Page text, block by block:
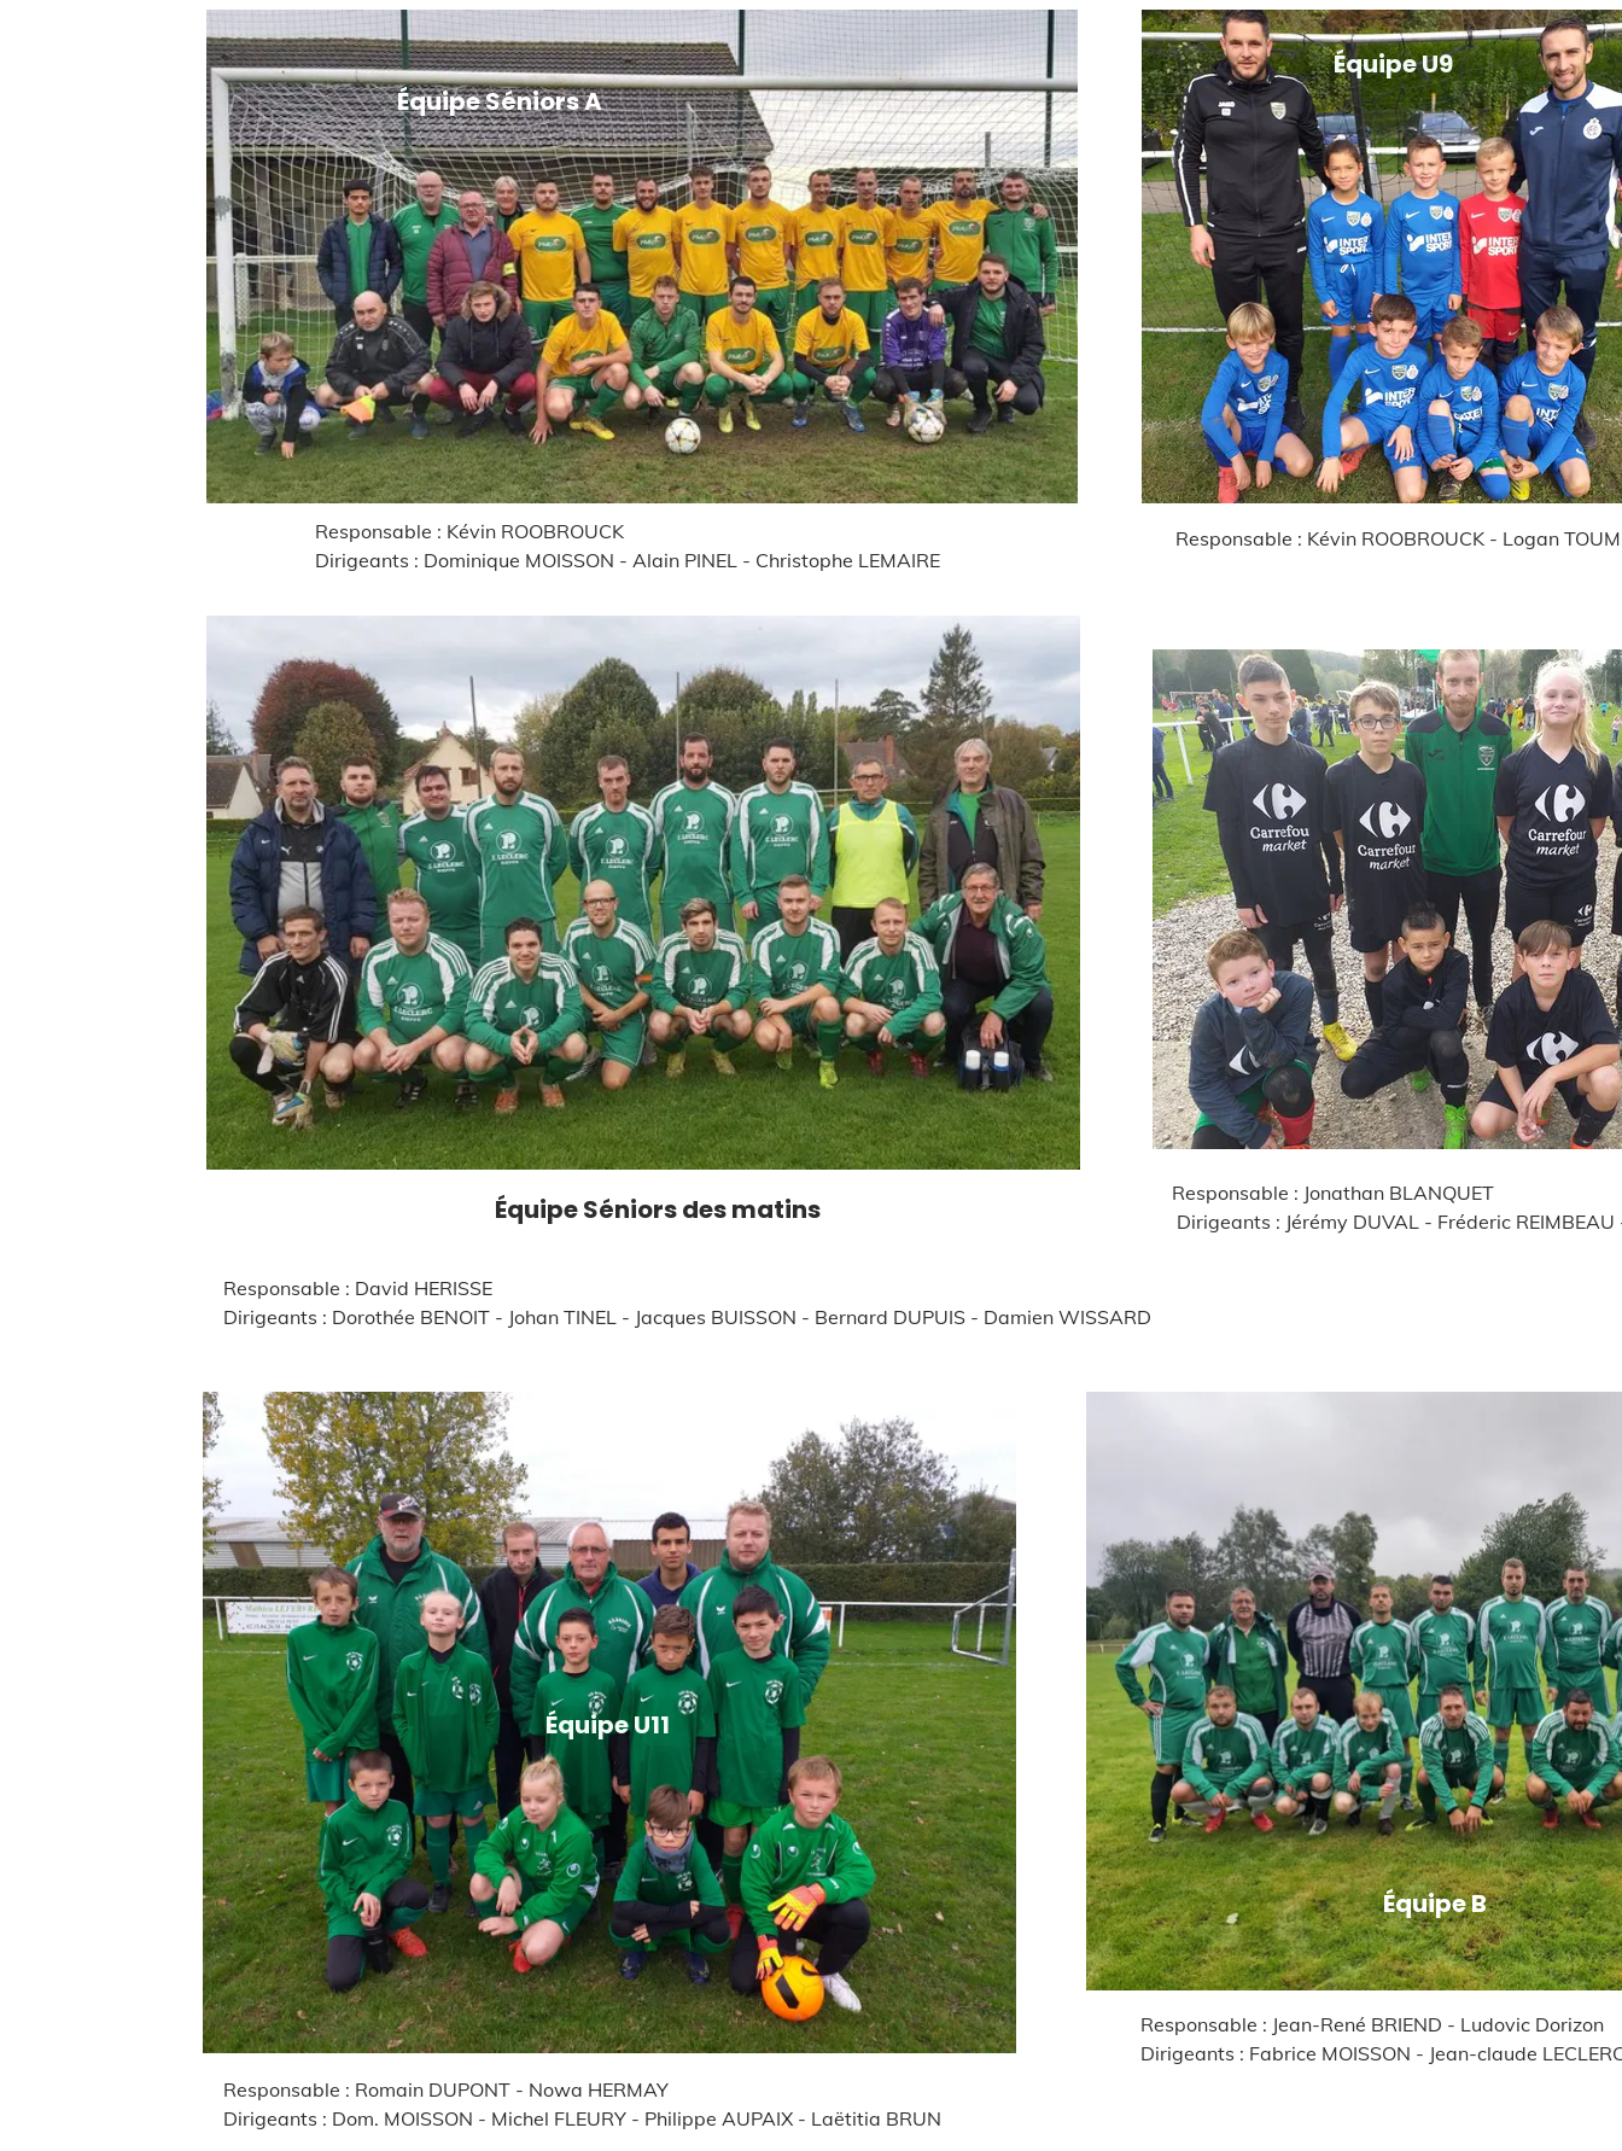
Équipe U9
Équipe Séniors A
Responsable : Kévin ROOBROUCK
Dirigeants : Dominique MOISSON - Alain PINEL - Christophe LEMAIRE
Responsable : Kévin ROOBROUCK - Logan TOUMIRE
Équipe U13
Responsable : Jonathan BLANQUET
Dirigeants : Jérémy DUVAL - Fréderic REIMBEAU - Delphine DUVAL
Équipe Séniors des matins
Responsable : David HERISSE
Dirigeants : Dorothée BENOIT - Johan TINEL - Jacques BUISSON - Bernard DUPUIS - Damien WISSARD
Équipe U11
Équipe B
Responsable : Jean-René BRIEND - Ludovic Dorizon
Dirigeants : Fabrice MOISSON - Jean-claude LECLERC - Anthony DORE
Responsable : Romain DUPONT - Nowa HERMAY
Dirigeants : Dom. MOISSON - Michel FLEURY - Philippe AUPAIX - Laëtitia BRUN